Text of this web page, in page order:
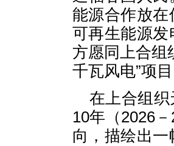
能源合作放
可再生能源
方愿同上合组
千瓦风电”项
在上合组
10年（2026
向，描绘出